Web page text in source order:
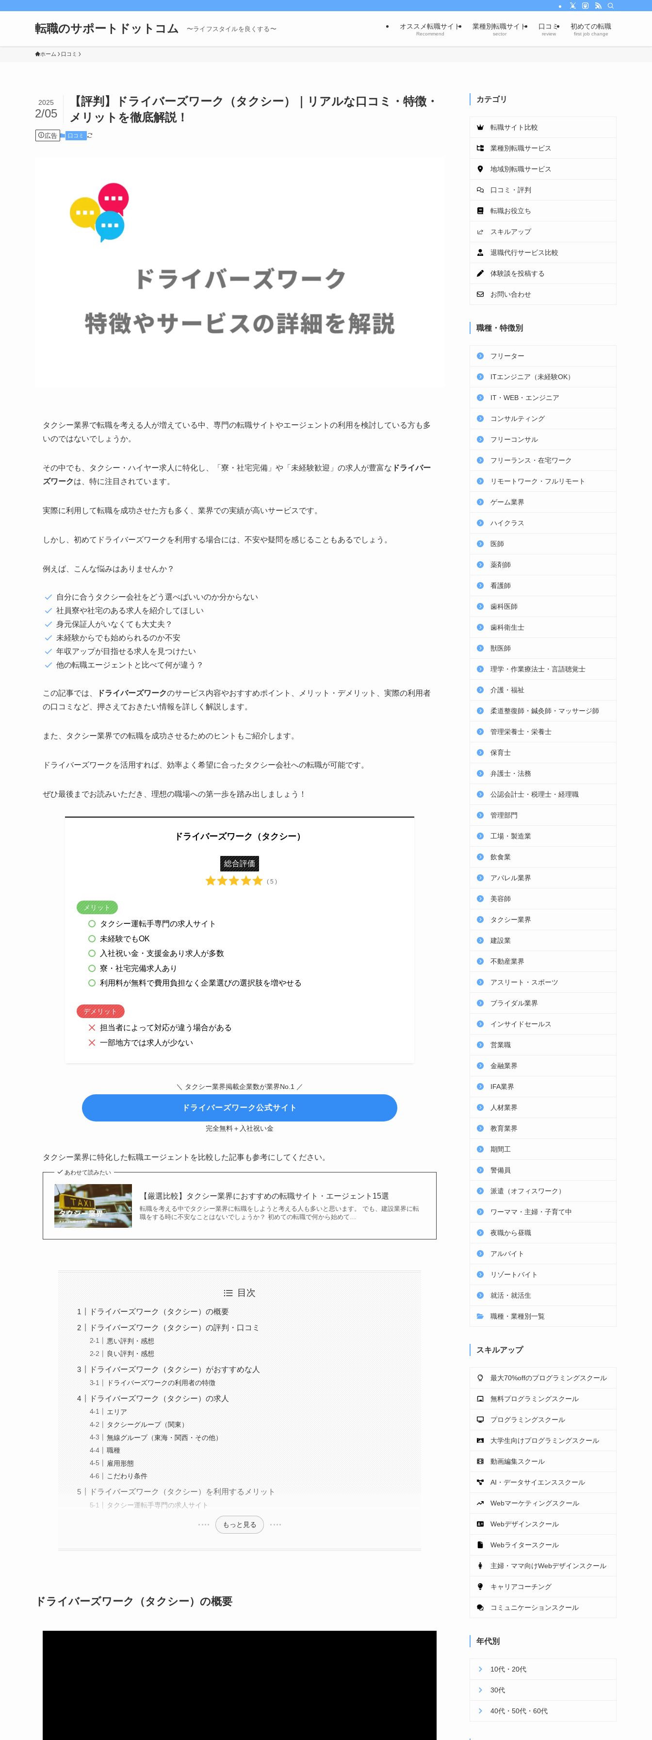
転職のサポートドットコム 〜ライフスタイルを良くする〜 オススメ転職サイト
Recommend
業種別転職サイト
sector
口コミ
review
初めての転職
first job change
ホーム 口コミ
【評判】ドライバーズワーク（タクシー）｜リアルな口コミ・特徴・
メリットを徹底解説！
2025
2/05
広告 口コミ
タクシー業界で転職を考える人が増えている中、専門の転職サイトやエージェントの利用を検討している方も多
いのではないでしょうか。
その中でも、タクシー・ハイヤー求人に特化し、「寮・社宅完備」や「未経験歓迎」の求人が豊富な ドライバー
ズワークは、特に注目されています。
実際に利用して転職を成功させた方も多く、業界での実績が高いサービスです。
しかし、初めてドライバーズワークを利用する場合には、不安や疑問を感じることもあるでしょう。
例えば、こんな悩みはありませんか？
自分に合うタクシー会社をどう選べばいいのか分からない
社員寮や社宅のある求人を紹介してほしい
身元保証人がいなくても大丈夫？
未経験からでも始められるのか不安
年収アップが目指せる求人を見つけたい
他の転職エージェントと比べて何が違う？
この記事では、 ドライバーズワークのサービス内容やおすすめポイント、メリット・デメリット、実際の利用者
の口コミなど、押さえておきたい情報を詳しく解説します。
また、タクシー業界での転職を成功させるためのヒントもご紹介します。
ドライバーズワークを活用すれば、効率よく希望に合ったタクシー会社への転職が可能です。
ぜひ最後までお読みいただき、理想の職場への第一歩を踏み出しましょう！
ドライバーズワーク（タクシー）
総合評価
( 5 )
メリット
タクシー運転手専門の求人サイト
未経験でもOK
入社祝い金・支援金あり求人が多数
寮・社宅完備求人あり
利用料が無料で費用負担なく企業選びの選択肢を増やせる
デメリット
担当者によって対応が違う場合がある
一部地方では求人が少ない
＼ タクシー業界掲載企業数が業界No.1 ／
ドライバーズワーク公式サイト
完全無料＋入社祝い金
タクシー業界に特化した転職エージェントを比較した記事も参考にしてください。
あわせて読みたい
【厳選比較】タクシー業界におすすめの転職サイト・エージェント15選
転職を考える中でタクシー業界に転職をしようと考える人も多いと思います。 でも、建設業界に転
職をする時に不安なことはないでしょうか？ 初めての転職で何から始めて…
目次
ドライバーズワーク（タクシー）の概要
ドライバーズワーク（タクシー）の評判・口コミ
悪い評判・感想
良い評判・感想
ドライバーズワーク（タクシー）がおすすめな人
ドライバーズワークの利用者の特徴
ドライバーズワーク（タクシー）の求人
エリア
タクシーグループ（関東）
無線グループ（東海・関西・その他）
職種
雇用形態
こだわり条件
ドライバーズワーク（タクシー）を利用するメリット
タクシー運転手専門の求人サイト
もっと見る
ドライバーズワーク（タクシー）の概要
カテゴリ
転職サイト比較
業種別転職サービス
地域別転職サービス
口コミ・評判
転職お役立ち
スキルアップ
退職代行サービス比較
体験談を投稿する
お問い合わせ
職種・特徴別
フリーター
ITエンジニア（未経験OK）
IT・WEB・エンジニア
コンサルティング
フリーコンサル
フリーランス・在宅ワーク
リモートワーク・フルリモート
ゲーム業界
ハイクラス
医師
薬剤師
看護師
歯科医師
歯科衛生士
獣医師
理学・作業療法士・言語聴覚士
介護・福祉
柔道整復師・鍼灸師・マッサージ師
管理栄養士・栄養士
保育士
弁護士・法務
公認会計士・税理士・経理職
管理部門
工場・製造業
飲食業
アパレル業界
美容師
タクシー業界
建設業
不動産業界
アスリート・スポーツ
ブライダル業界
インサイドセールス
営業職
金融業界
IFA業界
人材業界
教育業界
期間工
警備員
派遣（オフィスワーク）
ワーママ・主婦・子育て中
夜職から昼職
アルバイト
リゾートバイト
就活・就活生
職種・業種別一覧
スキルアップ
最大70%offのプログラミングスクール
無料プログラミングスクール
プログラミングスクール
大学生向けプログラミングスクール
動画編集スクール
AI・データサイエンススクール
Webマーケティングスクール
Webデザインスクール
Webライタースクール
主婦・ママ向けWebデザインスクール
キャリアコーチング
コミュニケーションスクール
年代別
10代・20代
30代
40代・50代・60代